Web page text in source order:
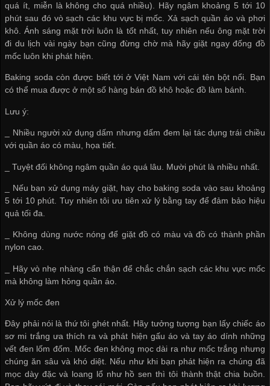
quá ít, miễn là không cho quá nhiều). Hãy ngâm khoảng 5 tới 10
phút sau đó vò sạch các khu vực bị mốc. Xả sạch quần áo và phơi
khô. Ánh sáng mặt trời luôn là tốt nhất, tuy nhiên nếu ông mặt trời
đi du lịch vài ngày bạn cũng đừng chờ mà hãy giặt ngay đống đồ
mốc luôn khi phát hiện.
Baking soda còn được biết tới ở Việt Nam với cái tên bột nổi. Bạn
có thể mua được ở một số hàng bán đồ khô hoặc đồ làm bánh.
Lưu ý:
_ Nhiều người xử dụng dấm nhưng dấm đem lại tác dụng trái chiều
với quần áo có màu, họa tiết.
_ Tuyệt đối không ngâm quần áo quá lâu. Mười phút là nhiều nhất.
_ Nếu bạn xử dụng máy giặt, hay cho baking soda vào sau khoảng
5 tới 10 phút. Tuy nhiên tôi ưu tiên xử lý bằng tay để đảm bảo hiệu
quả tối đa.
_ Không dùng nước nóng để giặt đồ có màu và đồ có thành phần
nylon cao.
_ Hãy vò nhẹ nhàng cẩn thận để chắc chắn sạch các khu vực mốc
mà không làm hỏng quần áo.
Xử lý mốc đen
Đây phải nói là thứ tôi ghét nhất. Hãy tưởng tượng bạn lấy chiếc áo
sơ mi trắng ưa thích ra và phát hiện gấu áo và tay áo dính những
vết đen lốm đốm. Mốc đen không mọc dài ra như mốc trắng nhưng
chúng ăn sâu và khó diệt. Nếu như khi bạn phát hiện ra chúng đã
mọc dày đặc và loang lổ như hồ sen thì tôi thành thật chia buồn.